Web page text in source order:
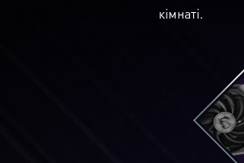
кімнаті.